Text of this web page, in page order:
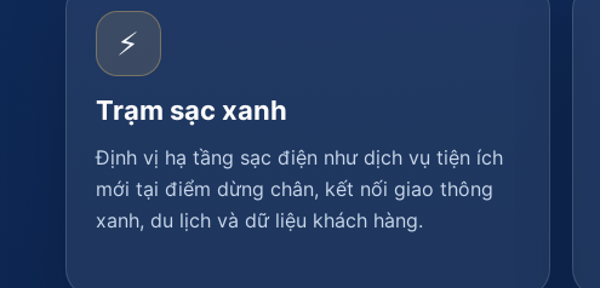
⚡
Trạm sạc xanh
Định vị hạ tầng sạc điện như dịch vụ tiện ích
mới tại điểm dừng chân, kết nối giao thông
xanh, du lịch và dữ liệu khách hàng.